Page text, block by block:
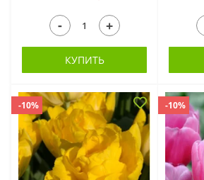
- +
КУПИТЬ
-10% -10%